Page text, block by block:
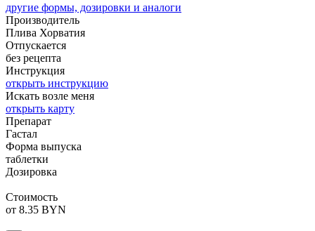
другие формы, дозировки и аналоги
Производитель
Плива Хорватия
Отпускается
без рецепта
Инструкция
открыть инструкцию
Искать возле меня
открыть карту
Препарат
Гастал
Форма выпуска
таблетки
Дозировка
Стоимость
от 8.35 BYN